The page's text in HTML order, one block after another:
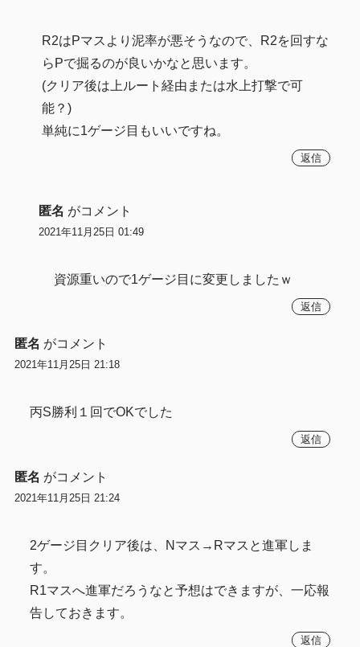
R2はPマスより泥率が悪そうなので、R2を回すな
らPで掘るのが良いかなと思います。
(クリア後は上ルート経由または水上打撃で可
能？)
単純に1ゲージ目もいいですね。
返信
匿名 がコメント
2021年11月25日 01:49
資源重いので1ゲージ目に変更しましたｗ
返信
匿名 がコメント
2021年11月25日 21:18
丙S勝利１回でOKでした
返信
匿名 がコメント
2021年11月25日 21:24
2ゲージ目クリア後は、Nマス→Rマスと進軍しま
す。
R1マスへ進軍だろうなと予想はできますが、一応報
告しておきます。
返信